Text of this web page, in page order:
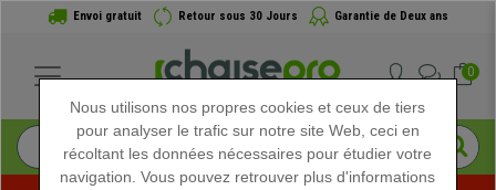
Envoi gratuit Retour sous 30 Jours Garantie de Deux ans
0
Nous utilisons nos propres cookies et ceux de tiers
pour analyser le trafic sur notre site Web, ceci en
récoltant les données nécessaires pour étudier votre
navigation. Vous pouvez retrouver plus d'informations